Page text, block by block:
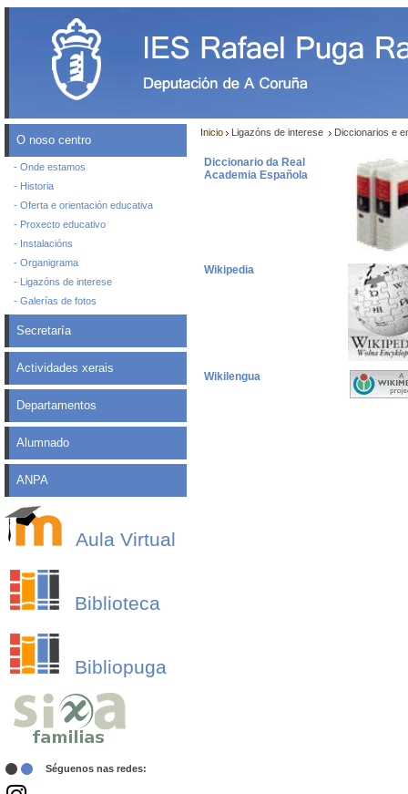
O noso centro
- Onde estamos
- Historia
- Oferta e orientación educativa
- Proxecto educativo
- Instalacións
- Organigrama
- Ligazóns de interese
- Galerías de fotos
Secretaría
Actividades xerais
Departamentos
Alumnado
ANPA
Aula Virtual
Biblioteca
Bibliopuga
Séguenos nas redes:
Inicio Ligazóns de interese Diccionarios e
Diccionario da Real
Academia Española
Wikipedia
Wikilengua